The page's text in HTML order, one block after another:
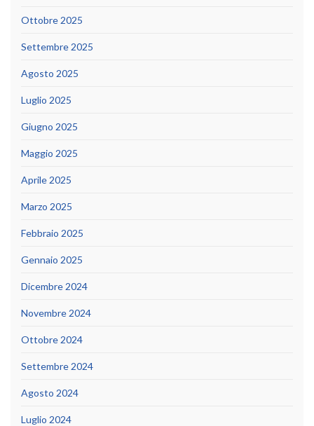
Ottobre 2025
Settembre 2025
Agosto 2025
Luglio 2025
Giugno 2025
Maggio 2025
Aprile 2025
Marzo 2025
Febbraio 2025
Gennaio 2025
Dicembre 2024
Novembre 2024
Ottobre 2024
Settembre 2024
Agosto 2024
Luglio 2024